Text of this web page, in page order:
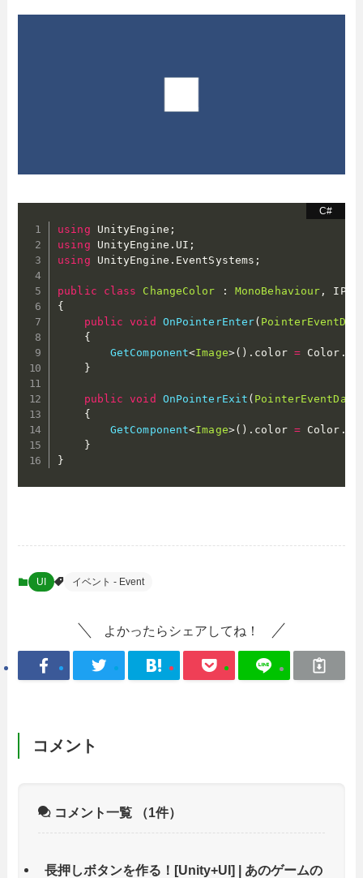
using UnityEngine ;
using UnityEngine . UI ;
using UnityEngine . EventSystems ;
public class ChangeColor : MonoBehaviour ,
{
public
void OnPointerEnter(
{
GetComponent<Image>( ) . color = Color .
}
public void OnPointerExit ( PointerEventData
{
GetComponent<Image>( ) . color = Color .
}
}
UI イベント - Event
よかったらシェアしてね！
コメント
コメント一覧 （1件）
長押しボタンを作る！[Unity+UI] | あのゲームの